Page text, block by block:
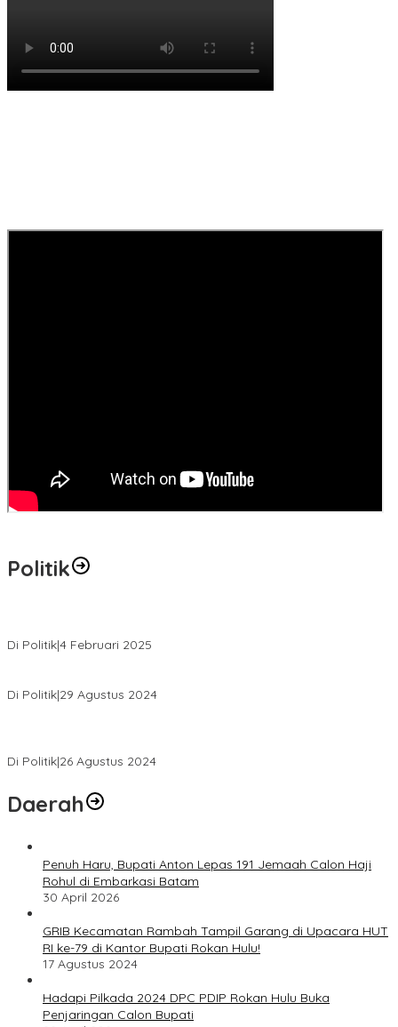
Politik
Di Politik|4 Februari 2025
Di Politik|29 Agustus 2024
Di Politik|26 Agustus 2024
Daerah
Penuh Haru, Bupati Anton Lepas 191 Jemaah Calon Haji
Rohul di Embarkasi Batam
30 April 2026
GRIB Kecamatan Rambah Tampil Garang di Upacara HUT
RI ke-79 di Kantor Bupati Rokan Hulu!
17 Agustus 2024
Hadapi Pilkada 2024 DPC PDIP Rokan Hulu Buka
Penjaringan Calon Bupati